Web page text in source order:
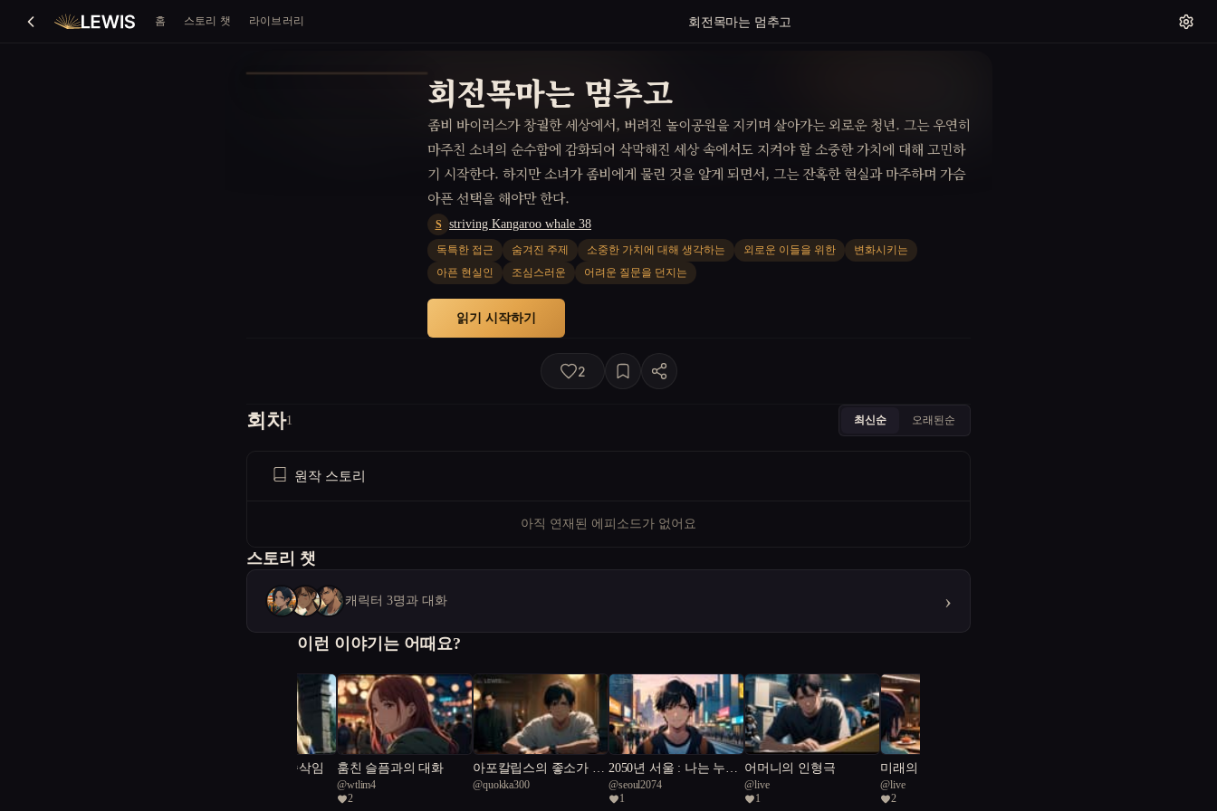
홈 스토리 챗 라이브러리 회전목마는 멈추고
회전목마는 멈추고
좀비 바이러스가 창궐한 세상에서, 버려진 놀이공원을 지키며 살아가는 외로운 청년. 그는 우연히
마주친 소녀의 순수함에 감화되어 삭막해진 세상 속에서도 지켜야 할 소중한 가치에 대해 고민하
기 시작한다. 하지만 소녀가 좀비에게 물린 것을 알게 되면서, 그는 잔혹한 현실과 마주하며 가슴
아픈 선택을 해야만 한다.
S striving Kangaroo whale 38
독특한 접근 숨겨진 주제 소중한 가치에 대해 생각하는 외로운 이들을 위한
변화시키는
아픈 현실인
조심스러운 어려운 질문을 던지는
읽기 시작하기
2
회차1 최신순 오래된순
원작 스토리
아직 연재된 에피소드가 없어요
스토리 챗
캐릭터 3명과 대화 ›
이런 이야기는 어때요?
성곽의 침묵 속 속삭임 훔친 슬픔과의 대화
@wtlim4
2
아포칼립스의 좋소가 되
었다.
@quokka300
2050년 서울 : 나는 누구
인가?
@seoul2074
1
어머니의 인형극
@live
1
미래의 맛: 캡슐 속에 잊
혀진 온기
@live
2